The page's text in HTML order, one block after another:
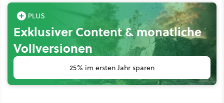
Exklusiver Content & monatliche
Vollversionen
25% im ersten Jahr sparen